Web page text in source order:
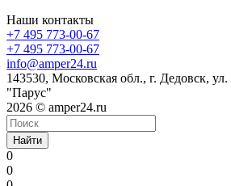
Наши контакты
+7 495 773-00-67
+7 495 773-00-67
info@amper24.ru
143530, Московская обл., г. Дедовск,
"Парус"
2026 © amper24.ru
Найти
0
0